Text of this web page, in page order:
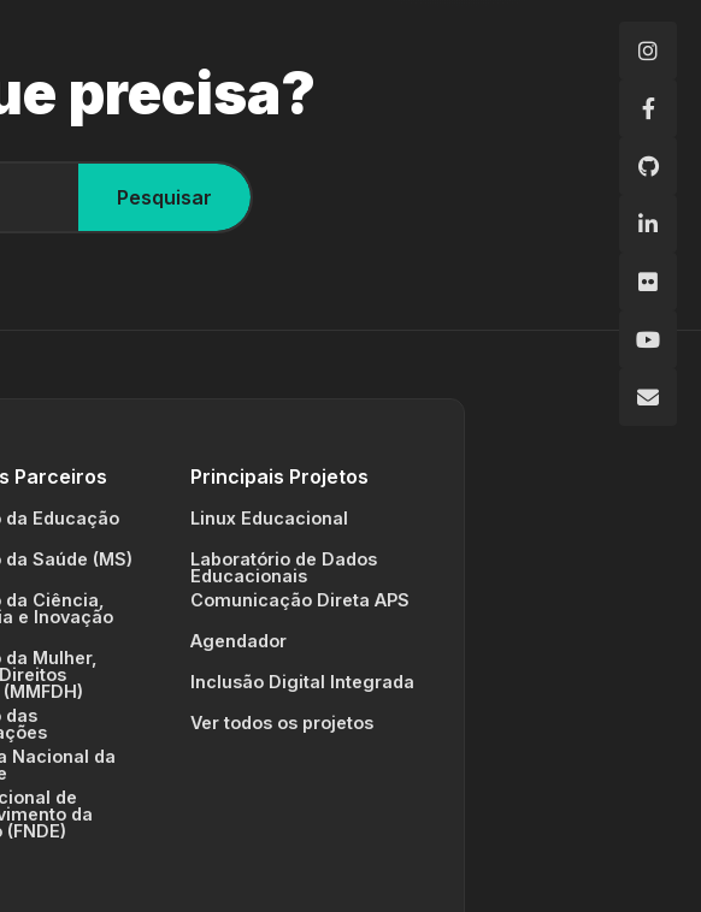
precisa?
Pesquisar
Parceiros
da Educação
Saúde (MS)
Ciência,
e Inovação
Mulher,
das
Nacional da
de
da
Principais Projetos
Linux Educacional
Laboratório de Dados
Educacionais
Comunicação Direta APS
Agendador
Inclusão Digital Integrada
Ver todos os projetos